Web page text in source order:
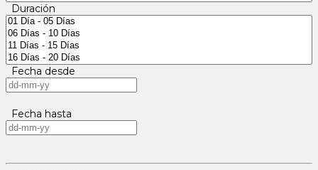
Duración
Fecha desde
Fecha hasta